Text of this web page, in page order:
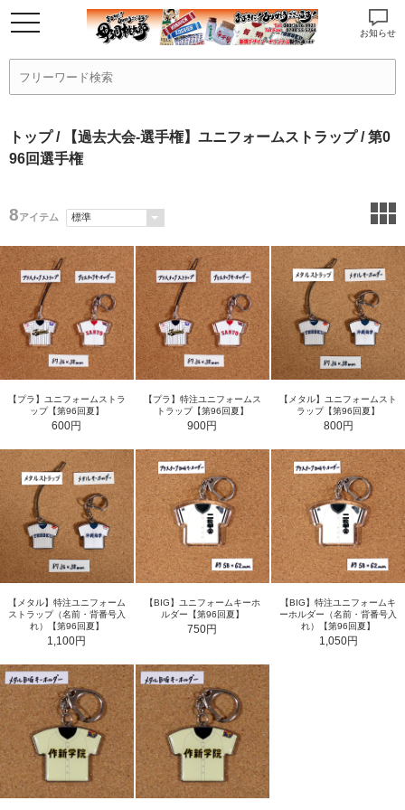
お知らせ
トップ/ 【過去大会-選手権】ユニフォームストラップ/ 第0
96回選手権
8アイテム
【プラ】ユニフォームストラ
ップ【第96回夏】
600円
【プラ】特注ユニフォームス
トラップ【第96回夏】
900円
【メタル】ユニフォームスト
ラップ【第96回夏】
800円
【メタル】特注ユニフォーム
ストラップ（名前・背番号入
れ）【第96回夏】
1,100円
【BIG】ユニフォームキーホ
ルダー【第96回夏】
750円
【BIG】特注ユニフォームキ
ーホルダー（名前・背番号入
れ）【第96回夏】
1,050円